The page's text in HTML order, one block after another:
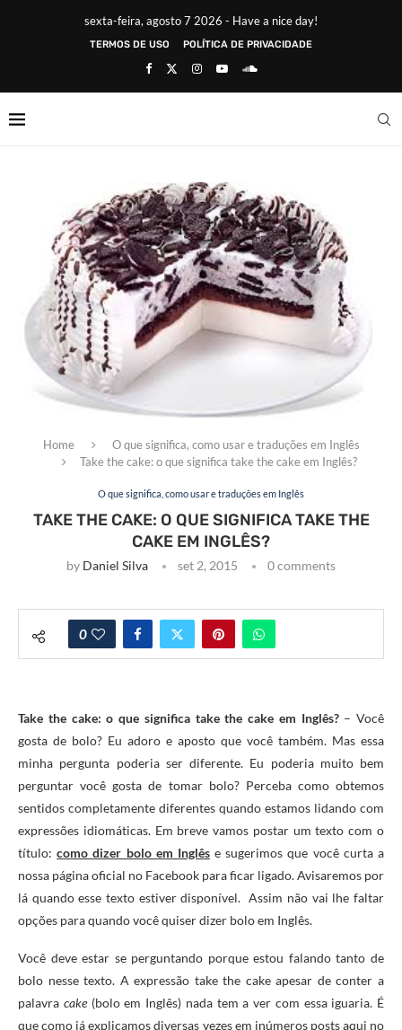
sexta-feira, agosto 7 2026 - Have a nice day!
TERMOS DE USO POLÍTICA DE PRIVACIDADE
Home
O que significa, como usar e traduções em Inglês
Take the cake: o que significa take the cake em Inglês?
O que significa, como usar e traduções em Inglês
TAKE THE CAKE: O QUE SIGNIFICA TAKE THE
CAKE EM INGLÊS?
by Daniel Silva set 2, 2015 0 comments
0
Take the cake: o que significa take the cake em Inglês?– Você
gosta de bolo? Eu adoro e aposto que você também. Mas essa
minha pergunta poderia ser diferente. Eu poderia muito bem
perguntar você gosta de tomar bolo? Perceba como obtemos
sentidos completamente diferentes quando estamos lidando com
expressões idiomáticas. Em breve vamos postar um texto com o
título:como dizer bolo em Inglêse sugerimos que você curta a
nossa página oficial no Facebook para ficar ligado. Avisaremos por
lá quando esse texto estiver disponível. Assim não vai lhe faltar
opções para quando você quiser dizer bolo em Inglês.
Você deve estar se perguntando porque estou falando tanto de
bolo nesse texto. A expressão take the cake apesar de conter a
palavra cake (bolo em Inglês) nada tem a ver com essa iguaria. É
que como já explicamos diversas vezes em inúmeros posts aqui no